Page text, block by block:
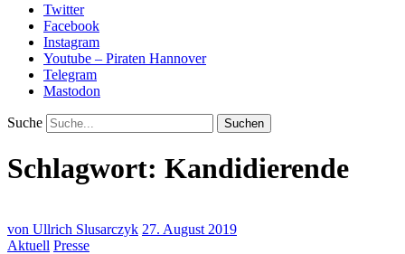
Twitter
Facebook
Instagram
Youtube – Piraten Hannover
Telegram
Mastodon
Suche
Schlagwort: Kandidierende
von Ullrich Slusarczyk 27. August 2019
Aktuell Presse